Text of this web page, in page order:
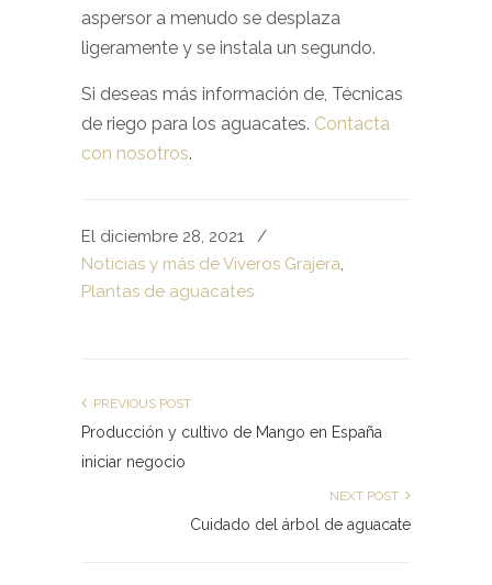
aspersor a menudo se desplaza
ligeramente y se instala un segundo.
Si deseas más información de, Técnicas
de riego para los aguacates. Contacta
con nosotros.
El diciembre 28, 2021
/
Noticias y más de Viveros Grajera,
Plantas de aguacates
PREVIOUS POST
Producción y cultivo de Mango en España
iniciar negocio
NEXT POST
Cuidado del árbol de aguacate